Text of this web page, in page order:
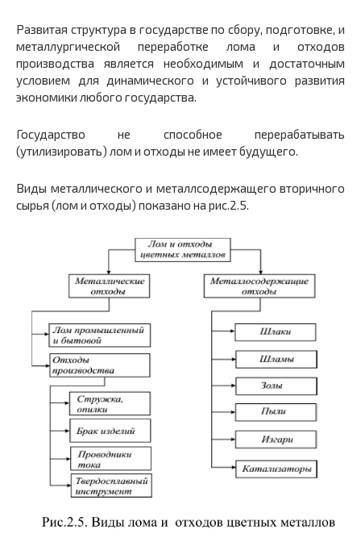
Развитая структура в государстве по сбору, подготовке, и
металлургической переработке лома и отходов
производства является необходимым и достаточным
условием для динамического и устойчивого развития
экономики любого государства.
Государство не способное перерабатывать
(утилизировать) лом и отходы не имеет будущего.
Виды металлического и металлсодержащего вторичного
сырья (лом и отходы) показано на рис.2.5.